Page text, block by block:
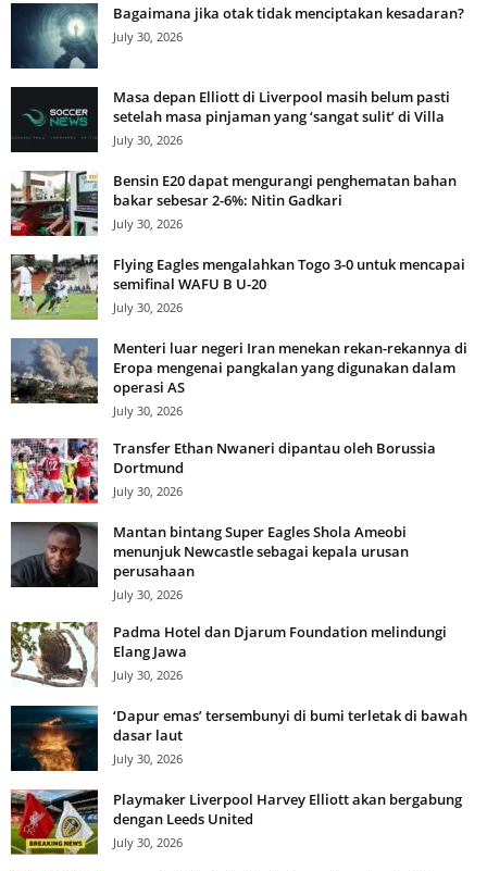
Bagaimana jika otak tidak menciptakan kesadaran?
July 30, 2026
Masa depan Elliott di Liverpool masih belum pasti
setelah masa pinjaman yang ‘sangat sulit’ di Villa
July 30, 2026
Bensin E20 dapat mengurangi penghematan bahan
bakar sebesar 2-6%: Nitin Gadkari
July 30, 2026
Flying Eagles mengalahkan Togo 3-0 untuk mencapai
semifinal WAFU B U-20
July 30, 2026
Menteri luar negeri Iran menekan rekan-rekannya di
Eropa mengenai pangkalan yang digunakan dalam
operasi AS
July 30, 2026
Transfer Ethan Nwaneri dipantau oleh Borussia
Dortmund
July 30, 2026
Mantan bintang Super Eagles Shola Ameobi
menunjuk Newcastle sebagai kepala urusan
perusahaan
July 30, 2026
Padma Hotel dan Djarum Foundation melindungi
Elang Jawa
July 30, 2026
‘Dapur emas’ tersembunyi di bumi terletak di bawah
dasar laut
July 30, 2026
Playmaker Liverpool Harvey Elliott akan bergabung
dengan Leeds United
July 30, 2026